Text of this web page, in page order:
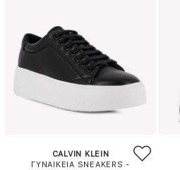
CALVIN KLEIN
ΓΥΝΑΙΚΕΙΑ SNEAKERS -